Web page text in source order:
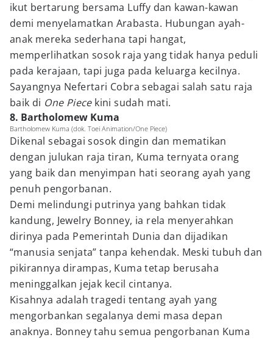
ikut bertarung bersama Luffy dan kawan-kawan
demi menyelamatkan Arabasta. Hubungan ayah-
anak mereka sederhana tapi hangat,
memperlihatkan sosok raja yang tidak hanya peduli
pada kerajaan, tapi juga pada keluarga kecilnya.
Sayangnya Nefertari Cobra sebagai salah satu raja
baik di One Piece kini sudah mati.
8. Bartholomew Kuma
Bartholomew Kuma (dok. Toei Animation/One Piece)
Dikenal sebagai sosok dingin dan mematikan
dengan julukan raja tiran, Kuma ternyata orang
yang baik dan menyimpan hati seorang ayah yang
penuh pengorbanan.
Demi melindungi putrinya yang bahkan tidak
kandung, Jewelry Bonney, ia rela menyerahkan
dirinya pada Pemerintah Dunia dan dijadikan
“manusia senjata” tanpa kehendak. Meski tubuh dan
pikirannya dirampas, Kuma tetap berusaha
meninggalkan jejak kecil cintanya.
Kisahnya adalah tragedi tentang ayah yang
mengorbankan segalanya demi masa depan
anaknya. Bonney tahu semua pengorbanan Kuma